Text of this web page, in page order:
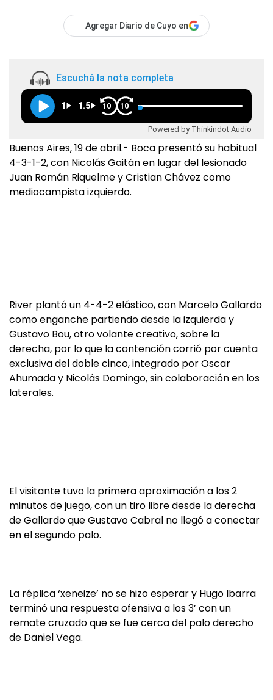
Agregar Diario de Cuyo en
Escuchá la nota completa
1 1.5 10 10
Powered by Thinkindot Audio
Buenos Aires, 19 de abril.- Boca presentó su habitual
4-3-1-2, con Nicolás Gaitán en lugar del lesionado
Juan Román Riquelme y Cristian Chávez como
mediocampista izquierdo.
River plantó un 4-4-2 elástico, con Marcelo Gallardo
como enganche partiendo desde la izquierda y
Gustavo Bou, otro volante creativo, sobre la
derecha, por lo que la contención corrió por cuenta
exclusiva del doble cinco, integrado por Oscar
Ahumada y Nicolás Domingo, sin colaboración en los
laterales.
El visitante tuvo la primera aproximación a los 2
minutos de juego, con un tiro libre desde la derecha
de Gallardo que Gustavo Cabral no llegó a conectar
en el segundo palo.
La réplica ‘xeneize’ no se hizo esperar y Hugo Ibarra
terminó una respuesta ofensiva a los 3’ con un
remate cruzado que se fue cerca del palo derecho
de Daniel Vega.